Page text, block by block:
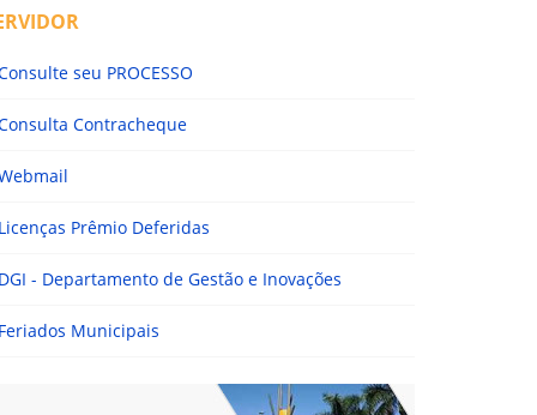
seu PROCESSO
Contracheque
Prêmio Deferidas
- Departamento de Gestão e Inovações
Municipais